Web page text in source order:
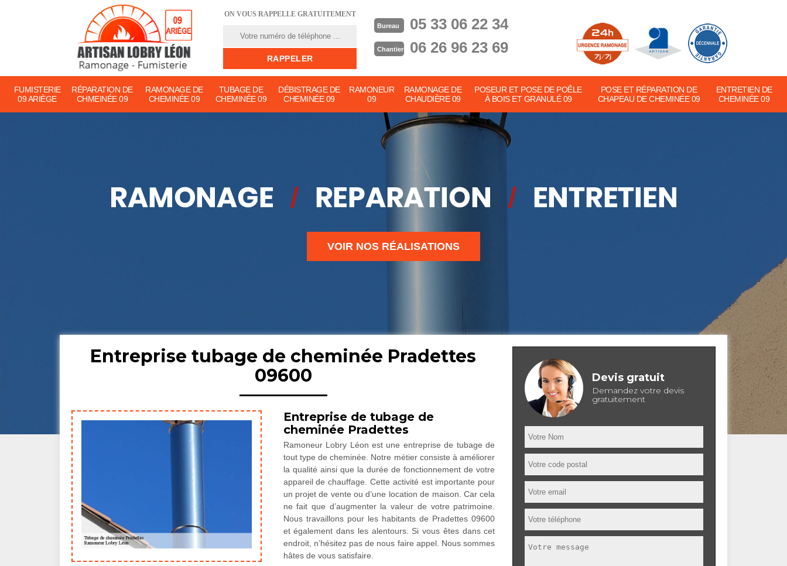
ON VOUS RAPPELLE GRATUITEMENT
Bureau 05 33 06 22 34
Chantier 06 26 96 23 69
FUMISTERIE
09 ARIÈGE
RÉPARATION DE
CHMEINÉE 09
RAMONAGE DE
CHEMINÉE 09
TUBAGE DE
CHEMINÉE 09
DÉBISTRAGE DE
CHEMINÉE 09
RAMONEUR
09
RAMONAGE DE
CHAUDIÈRE 09
POSEUR ET POSE DE POÊLE
À BOIS ET GRANULÉ 09
POSE ET RÉPARATION DE
CHAPEAU DE CHEMINÉE 09
ENTRETIEN DE
CHEMINÉE 09
VOIR NOS RÉALISATIONS
Entreprise tubage de cheminée Pradettes
09600
Entreprise de tubage de
cheminée Pradettes
Ramoneur Lobry Léon est une entreprise de tubage de
tout type de cheminée. Notre métier consiste à améliorer
la qualité ainsi que la durée de fonctionnement de votre
appareil de chauffage. Cette activité est importante pour
un projet de vente ou d’une location de maison. Car cela
ne fait que d’augmenter la valeur de votre patrimoine.
Nous travaillons pour les habitants de Pradettes 09600
et également dans les alentours. Si vous êtes dans cet
endroit, n’hésitez pas de nous faire appel. Nous sommes
hâtes de vous satisfaire.
Devis gratuit
Demandez votre devis
gratuitement